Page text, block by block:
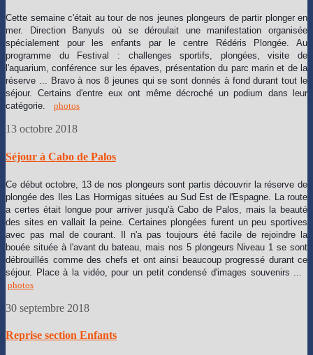
Cette semaine c'était au tour de nos jeunes plongeurs de partir plonger en
mer. Direction Banyuls où se déroulait une manifestation organisée
spécialement pour les enfants par le centre Rédéris Plongée. Au
programme du Festival : challenges sportifs, plongées, visite de
l'aquarium, conférence sur les épaves, présentation du parc marin et de la
réserve ... Bravo à nos 8 jeunes qui se sont donnés à fond durant tout le
séjour. Certains d'entre eux ont même décroché un podium dans leur
catégorie.
photos
13 octobre 2018
Séjour à Cabo de Palos
Ce début octobre, 13 de nos plongeurs sont partis découvrir la réserve de
plongée des Iles Las Hormigas situées au Sud Est de l'Espagne. La route
a certes était longue pour arriver jusqu'à Cabo de Palos, mais la beauté
des sites en vallait la peine. Certaines plongées furent un peu sportives
avec pas mal de courant. Il n'a pas toujours été facile de rejoindre la
bouée située à l'avant du bateau, mais nos 5 plongeurs Niveau 1 se sont
débrouillés comme des chefs et ont ainsi beaucoup progressé durant ce
séjour. Place à la vidéo, pour un petit condensé d'images souvenirs ...
photos
30 septembre 2018
Reprise section Enfants